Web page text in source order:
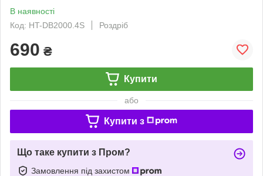
В наявності
Код: HT-DB2000.4S
Роздріб
690 ₴
Купити
або
Купити з
Що таке купити з Пром?
Замовлення під захистом